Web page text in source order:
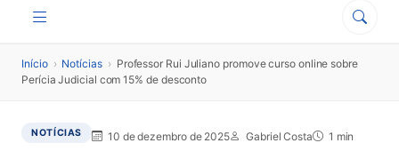
Início › Notícias › Professor Rui Juliano promove curso online sobre
Perícia Judicial com 15% de desconto
NOTÍCIAS 10 de dezembro de 2025 Gabriel Costa 1 min